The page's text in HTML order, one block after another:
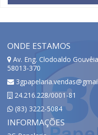
ONDE ESTAMOS
Av. Eng. Clodoaldo
58013-370
24.216.228/0001-81
(83) 3222-5084
INFORMAÇÕES